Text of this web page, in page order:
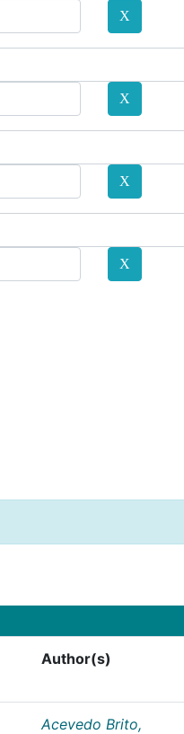
Author(s)
Acevedo Brito,